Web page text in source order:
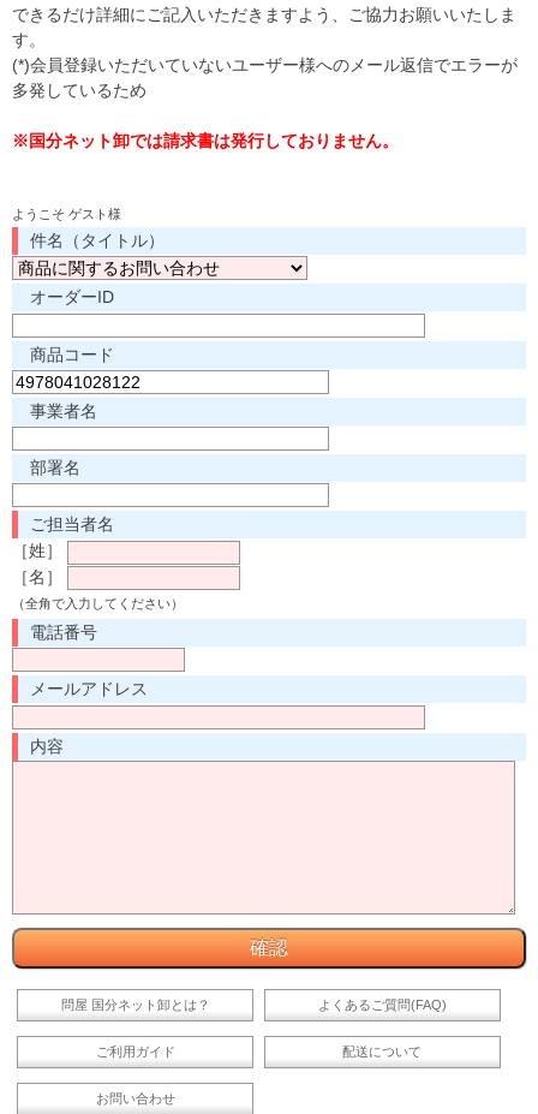
できるだけ詳細にご記入いただきますよう、ご協力お願いいたしま
す。
(*)会員登録いただいていないユーザー様へのメール返信でエラーが
多発しているため
※国分ネット卸では請求書は発行しておりません。
ようこそ ゲスト様
件名（タイトル）
オーダーID
商品コード
事業者名
部署名
ご担当者名
［姓］
［名］
（全角で入力してください）
電話番号
メールアドレス
内容
問屋 国分ネット卸とは？ よくあるご質問(FAQ)
ご利用ガイド 配送について
お問い合わせ